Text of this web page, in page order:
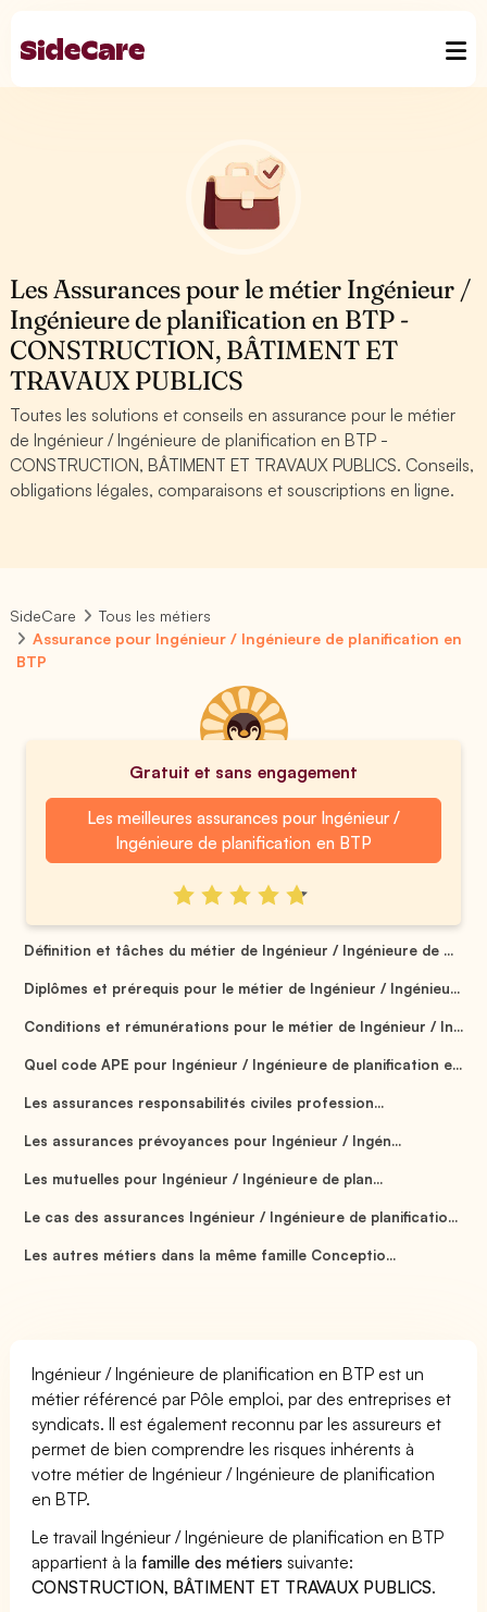
Les Assurances pour le métier Ingénieur /
Ingénieure de planification en BTP -
CONSTRUCTION, BÂTIMENT ET
TRAVAUX PUBLICS
Toutes les solutions et conseils en assurance pour le métier
de Ingénieur / Ingénieure de planification en BTP -
CONSTRUCTION, BÂTIMENT ET TRAVAUX PUBLICS. Conseils,
obligations légales, comparaisons et souscriptions en ligne.
SideCare
Tous les métiers
Assurance pour Ingénieur / Ingénieure de planification en
BTP
Gratuit et sans engagement
Les meilleures assurances pour Ingénieur /
Ingénieure de planification en BTP
Définition et tâches du métier de Ingénieur / Ingénieure de ...
Diplômes et prérequis pour le métier de Ingénieur / Ingénieu...
Conditions et rémunérations pour le métier de Ingénieur / In...
Quel code APE pour Ingénieur / Ingénieure de planification e...
Les assurances responsabilités civiles profession...
Les assurances prévoyances pour Ingénieur / Ingén...
Les mutuelles pour Ingénieur / Ingénieure de plan...
Le cas des assurances Ingénieur / Ingénieure de planificatio...
Les autres métiers dans la même famille Conceptio...
Ingénieur / Ingénieure de planification en BTP est un
métier référencé par Pôle emploi, par des entreprises et
syndicats. Il est également reconnu par les assureurs et
permet de bien comprendre les risques inhérents à
votre métier de Ingénieur / Ingénieure de planification
en BTP.
Le travail Ingénieur / Ingénieure de planification en BTP
appartient à la famille des métiers suivante:
CONSTRUCTION, BÂTIMENT ET TRAVAUX PUBLICS.